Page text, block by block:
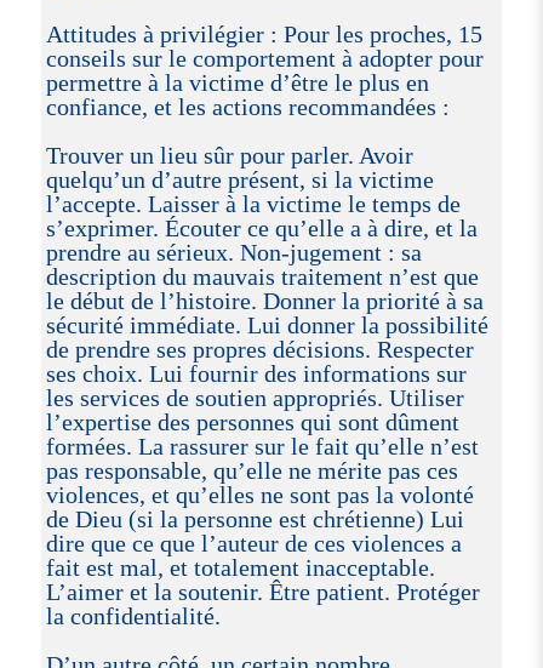
Attitudes à privilégier : Pour les proches, 15
conseils sur le comportement à adopter pour
permettre à la victime d’être le plus en
confiance, et les actions recommandées :
Trouver un lieu sûr pour parler. Avoir
quelqu’un d’autre présent, si la victime
l’accepte. Laisser à la victime le temps de
s’exprimer. Écouter ce qu’elle a à dire, et la
prendre au sérieux. Non-jugement : sa
description du mauvais traitement n’est que
le début de l’histoire. Donner la priorité à sa
sécurité immédiate. Lui donner la possibilité
de prendre ses propres décisions. Respecter
ses choix. Lui fournir des informations sur
les services de soutien appropriés. Utiliser
l’expertise des personnes qui sont dûment
formées. La rassurer sur le fait qu’elle n’est
pas responsable, qu’elle ne mérite pas ces
violences, et qu’elles ne sont pas la volonté
de Dieu (si la personne est chrétienne) Lui
dire que ce que l’auteur de ces violences a
fait est mal, et totalement inacceptable.
L’aimer et la soutenir. Être patient. Protéger
la confidentialité.